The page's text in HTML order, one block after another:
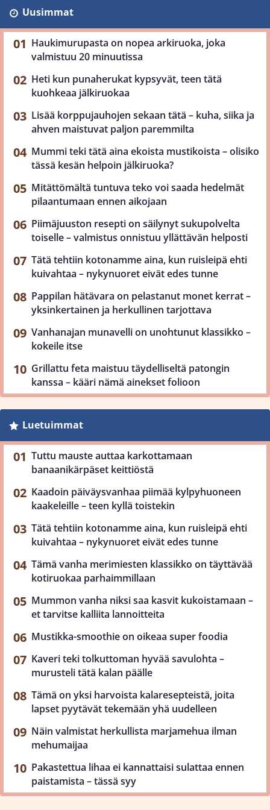
Uusimmat
Haukimurupasta on nopea arkiruoka, joka
valmistuu 20 minuutissa
Heti kun punaherukat kypsyvät, teen tätä
kuohkeaa jälkiruokaa
Lisää korppujauhojen sekaan tätä – kuha, siika ja
ahven maistuvat paljon paremmilta
Mummi teki tätä aina ekoista mustikoista – olisiko
tässä kesän helpoin jälkiruoka?
Mitättömältä tuntuva teko voi saada hedelmät
pilaantumaan ennen aikojaan
Piimäjuuston resepti on säilynyt sukupolvelta
toiselle – valmistus onnistuu yllättävän helposti
Tätä tehtiin kotonamme aina, kun ruisleipä ehti
kuivahtaa – nykynuoret eivät edes tunne
Pappilan hätävara on pelastanut monet kerrat –
yksinkertainen ja herkullinen tarjottava
Vanhanajan munavelli on unohtunut klassikko –
kokeile itse
Grillattu feta maistuu täydelliseltä patongin
kanssa – kääri nämä ainekset folioon
Luetuimmat
Tuttu mauste auttaa karkottamaan
banaanikärpäset keittiöstä
Kaadoin päiväysvanhaa piimää kylpyhuoneen
kaakeleille – teen kyllä toistekin
Tätä tehtiin kotonamme aina, kun ruisleipä ehti
kuivahtaa – nykynuoret eivät edes tunne
Tämä vanha merimiesten klassikko on täyttävää
kotiruokaa parhaimmillaan
Mummon vanha niksi saa kasvit kukoistamaan –
et tarvitse kalliita lannoitteita
Mustikka-smoothie on oikeaa super foodia
Kaveri teki tolkuttoman hyvää savulohta –
murusteli tätä kalan päälle
Tämä on yksi harvoista kalaresepteistä, joita
lapset pyytävät tekemään yhä uudelleen
Näin valmistat herkullista marjamehua ilman
mehumaijaa
Pakastettua lihaa ei kannattaisi sulattaa ennen
paistamista – tässä syy